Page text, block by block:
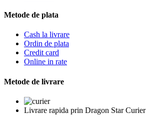
Metode de plata
Cash la livrare
Ordin de plata
Credit card
Online in rate
Metode de livrare
Livrare rapida prin Dragon Star Curier